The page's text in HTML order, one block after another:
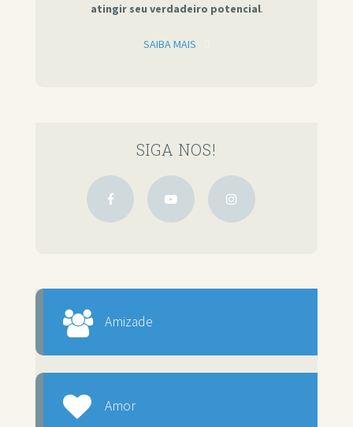
atingir seu verdadeiro potencial.
SAIBA MAIS
SIGA NOS!
Amizade
Amor